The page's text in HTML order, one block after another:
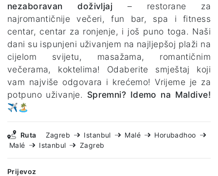
nezaboravan doživljaj – restorane za
najromantičnije večeri, fun bar, spa i fitness
centar, centar za ronjenje, i još puno toga. Naši
dani su ispunjeni uživanjem na najljepšoj plaži na
cijelom svijetu, masažama, romantičnim
večerama, koktelima! Odaberite smještaj koji
vam najviše odgovara i krećemo! Vrijeme je za
potpuno uživanje. Spremni? Idemo na Maldive!
✈️🏝️
Ruta Zagreb Istanbul Malé
Horubadhoo
Malé
Istanbul Zagreb
Prijevoz